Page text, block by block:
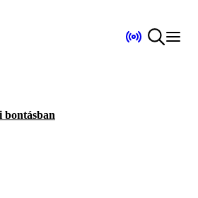
bontásban